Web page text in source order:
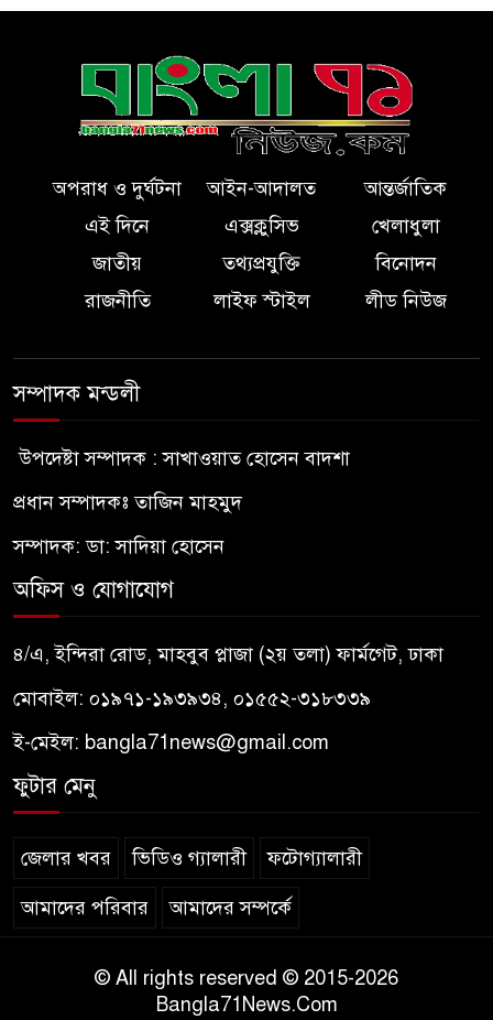
অপরাধ ও দুর্ঘটনা আইন-আদালত
আন্তর্জাতিক
এই দিনে
এক্সক্লুসিভ
খেলাধুলা
জাতীয়
তথ্যপ্রযুক্তি
বিনোদন
রাজনীতি
লাইফ স্টাইল লীড নিউজ
সম্পাদক মন্ডলী
উপদেষ্টা সম্পাদক : সাখাওয়াত হোসেন বাদশা
প্রধান সম্পাদকঃ তাজিন মাহমুদ
সম্পাদক: ডা: সাদিয়া হোসেন
অফিস ও যোগাযোগ
৪/এ, ইন্দিরা রোড, মাহবুব প্লাজা (২য় তলা) ফার্মগেট, ঢাকা
মোবাইল: ০১৯৭১-১৯৩৯৩৪, ০১৫৫২-৩১৮৩৩৯
ই-মেইল: bangla71news@gmail.com
ফুটার মেনু
জেলার খবর ভিডিও গ্যালারী ফটোগ্যালারী
আমাদের পরিবার আমাদের সম্পর্কে
© All rights reserved © 2015-2026
Bangla71News.Com